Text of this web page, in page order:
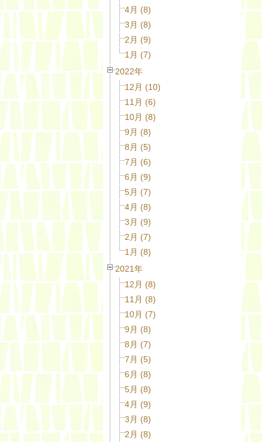
4月 (8)
3月 (8)
2月 (9)
1月 (7)
2022年
12月 (10)
11月 (6)
10月 (8)
9月 (8)
8月 (5)
7月 (6)
6月 (9)
5月 (7)
4月 (8)
3月 (9)
2月 (7)
1月 (8)
2021年
12月 (8)
11月 (8)
10月 (7)
9月 (8)
8月 (7)
7月 (5)
6月 (8)
5月 (8)
4月 (9)
3月 (8)
2月 (8)